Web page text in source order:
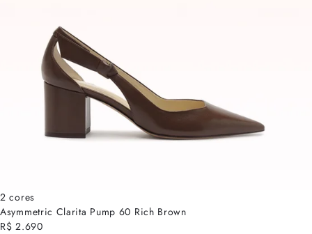
2 cores
Asymmetric Clarita Pump 60 Rich Brown
R$ 2.690